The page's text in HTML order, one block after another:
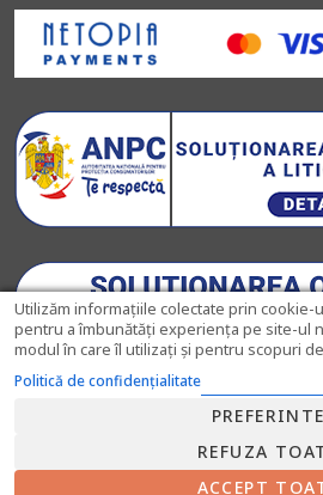
© 2026Pahare-
Utilizăm informațiile colectate prin cookie-
pentru a îmbunătăți experiența pe site-ul
modul în care îl utilizați și pentru scopuri
Politică de confidențialitate
PREFERINTE
REFUZA
ACCEPT